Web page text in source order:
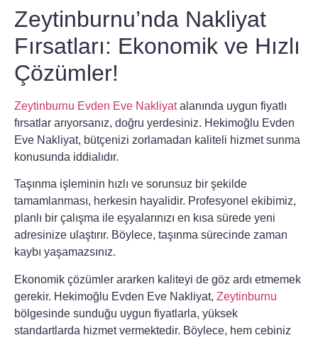
Zeytinburnu’nda Nakliyat
Fırsatları: Ekonomik ve Hızlı
Çözümler!
Zeytinburnu Evden Eve Nakliyatalanında uygun fiyatlı
fırsatlar arıyorsanız, doğru yerdesiniz. Hekimoğlu Evden
Eve Nakliyat, bütçenizi zorlamadan kaliteli hizmet sunma
konusunda iddialıdır.
Taşınma işleminin hızlı ve sorunsuz bir şekilde
tamamlanması, herkesin hayalidir. Profesyonel ekibimiz,
planlı bir çalışma ile eşyalarınızı en kısa sürede yeni
adresinize ulaştırır. Böylece, taşınma sürecinde zaman
kaybı yaşamazsınız.
Ekonomik çözümler ararken kaliteyi de göz ardı etmemek
gerekir. Hekimoğlu Evden Eve Nakliyat, Zeytinburnu
bölgesinde sunduğu uygun fiyatlarla, yüksek
standartlarda hizmet vermektedir. Böylece, hem cebiniz